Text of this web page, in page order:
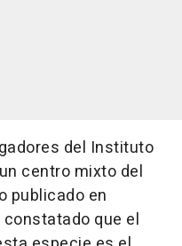
del Instituto
centro mixto del
publicado en
que el